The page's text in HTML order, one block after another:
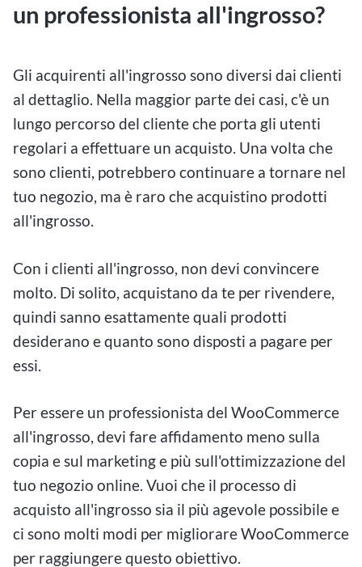
un professionista all'ingrosso?
Gli acquirenti all'ingrosso sono diversi dai clienti
al dettaglio. Nella maggior parte dei casi, c'è un
lungo percorso del cliente che porta gli utenti
regolari a effettuare un acquisto. Una volta che
sono clienti, potrebbero continuare a tornare nel
tuo negozio, ma è raro che acquistino prodotti
all'ingrosso.
Con i clienti all'ingrosso, non devi convincere
molto. Di solito, acquistano da te per rivendere,
quindi sanno esattamente quali prodotti
desiderano e quanto sono disposti a pagare per
essi.
Per essere un professionista del WooCommerce
all'ingrosso, devi fare affidamento meno sulla
copia e sul marketing e più sull'ottimizzazione del
tuo negozio online. Vuoi che il processo di
acquisto all'ingrosso sia il più agevole possibile e
ci sono molti modi per migliorare WooCommerce
per raggiungere questo obiettivo.